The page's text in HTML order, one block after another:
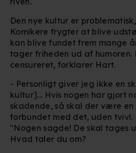
Den nye kultur er
Komikere frygter at blive
kan blive fundet frem mange
tager friheden ud af humoren.
censureret, forklarer Hart.
- Personligt giver jeg ikke en
kultur]... Hvis nogen har gjort
skadende, så skal der være en
forbundet med det, uden tvivl.
"Nogen sagde! De skal tages
Hvad taler du om?